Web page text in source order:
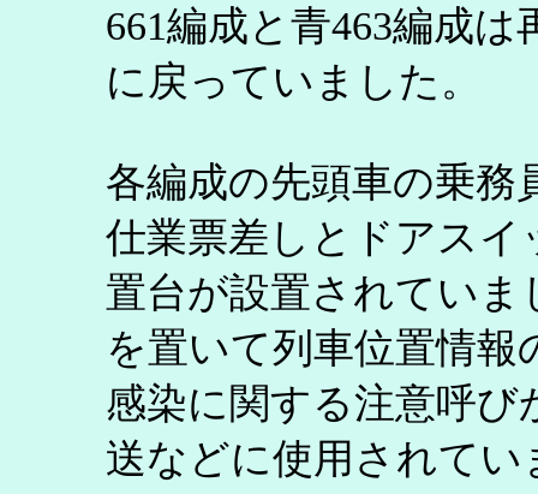
661編成と青463編成
に戻っていました。
各編成の先頭車の乗務
仕業票差しとドアス
置台が設置されてい
を置いて列車位置情
感染に関する注意呼び
送などに使用されてい